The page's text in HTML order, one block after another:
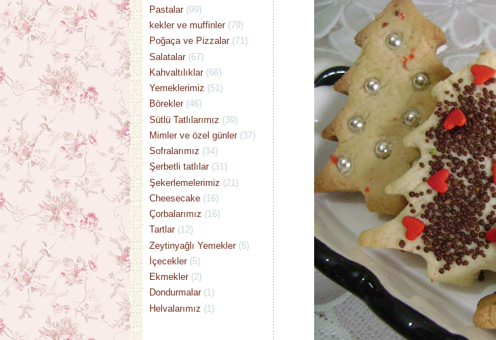
Pastalar (99)
kekler ve muffinler (79)
Poğaça ve Pizzalar (71)
Salatalar (67)
Kahvaltılıklar (66)
Yemeklerimiz (51)
Börekler (46)
Sütlü Tatlılarımız (39)
Mimler ve özel günler (37)
Sofralarımız (34)
Şerbetli tatlılar (31)
Şekerlemelerimiz (21)
Cheesecake (16)
Çorbalarımız (16)
Tartlar (12)
Zeytinyağlı Yemekler (5)
İçecekler (5)
Ekmekler (2)
Dondurmalar (1)
Helvalarımız (1)